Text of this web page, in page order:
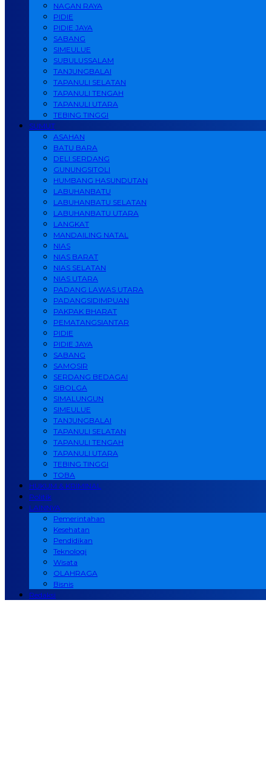
NAGAN RAYA
PIDIE
PIDIE JAYA
SABANG
SIMEULUE
SUBULUSSALAM
TANJUNGBALAI
TAPANULI SELATAN
TAPANULI TENGAH
TAPANULI UTARA
TEBING TINGGI
SUMUT
ASAHAN
BATU BARA
DELI SERDANG
GUNUNGSITOLI
HUMBANG HASUNDUTAN
LABUHANBATU
LABUHANBATU SELATAN
LABUHANBATU UTARA
LANGKAT
MANDAILING NATAL
NIAS
NIAS BARAT
NIAS SELATAN
NIAS UTARA
PADANG LAWAS UTARA
PADANGSIDIMPUAN
PAKPAK BHARAT
PEMATANGSIANTAR
PIDIE
PIDIE JAYA
SABANG
SAMOSIR
SERDANG BEDAGAI
SIBOLGA
SIMALUNGUN
SIMEULUE
TANJUNGBALAI
TAPANULI SELATAN
TAPANULI TENGAH
TAPANULI UTARA
TEBING TINGGI
TOBA
HUKUM & KRIMINAL
Politik
LAINNYA
Pemerintahan
Kesehatan
Pendidikan
Teknologi
Wisata
OLAHRAGA
Bisnis
Redaksi